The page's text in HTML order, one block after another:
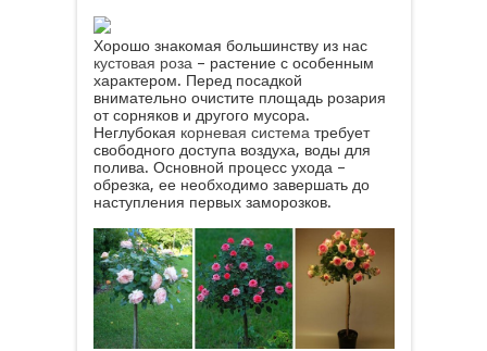
Хорошо знакомая большинству из нас
кустовая роза – растение с особенным
характером. Перед посадкой
внимательно очистите площадь розария
от сорняков и другого мусора.
Неглубокая корневая система требует
свободного доступа воздуха, воды для
полива. Основной процесс ухода –
обрезка, ее необходимо завершать до
наступления первых заморозков.